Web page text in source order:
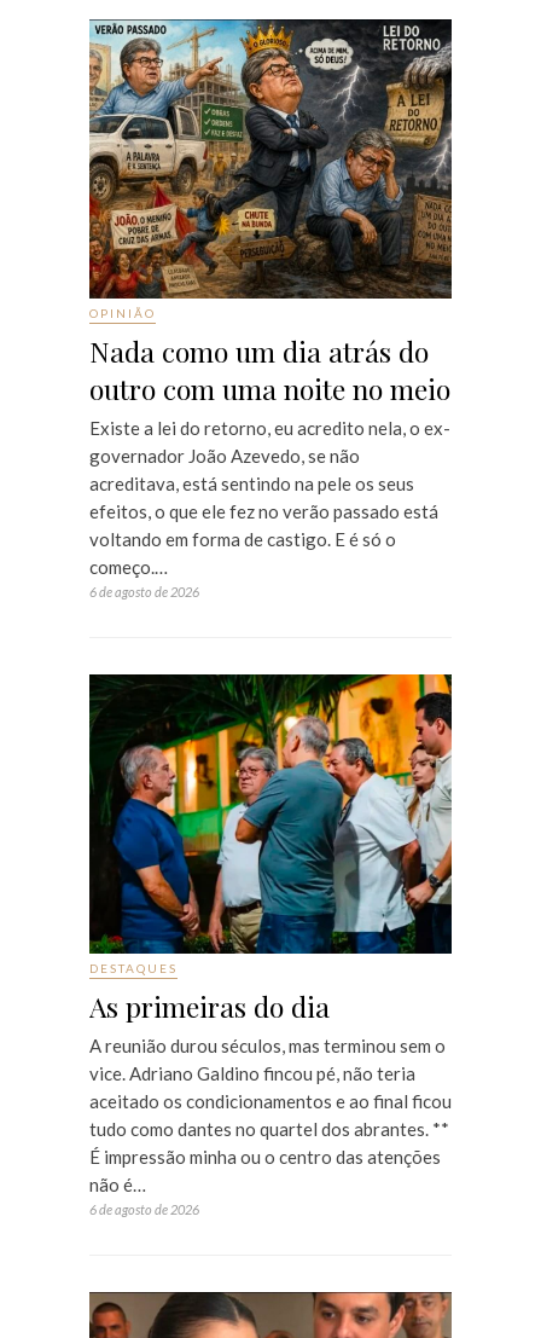
OPINIÃO
Nada como um dia atrás do
outro com uma noite no meio
Existe a lei do retorno, eu acredito nela, o ex-
governador João Azevedo, se não
acreditava, está sentindo na pele os seus
efeitos, o que ele fez no verão passado está
voltando em forma de castigo. E é só o
começo.…
6 de agosto de 2026
DESTAQUES
As primeiras do dia
A reunião durou séculos, mas terminou sem o
vice. Adriano Galdino fincou pé, não teria
aceitado os condicionamentos e ao final ficou
tudo como dantes no quartel dos abrantes. **
É impressão minha ou o centro das atenções
não é…
6 de agosto de 2026